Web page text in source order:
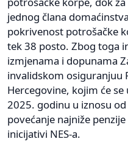
jednog člana
pokrivenost potrošačke
tek 38 posto. Zbog toga
izmjenama i dopunama
invalidskom osiguranjuu
Hercegovine, kojim će
2025. godinu u iznosu
povećanje najniže
inicijativi NES-a.